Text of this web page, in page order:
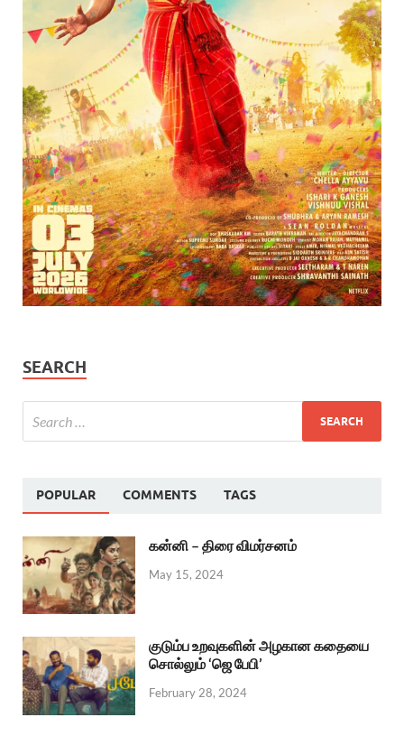
SEARCH
POPULAR COMMENTS TAGS
கன்னி – திரை விமர்சனம்
May 15, 2024
குடும்ப உறவுகளின் அழகான கதையை
சொல்லும் ‘ஜெ பேபி’
February 28, 2024